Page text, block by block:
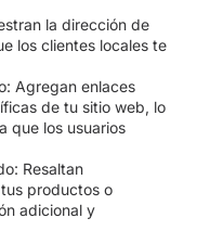
la dirección de
los clientes locales te
Agregan enlaces
de tu sitio web, lo
que los usuarios
Resaltan
productos o
adicional y